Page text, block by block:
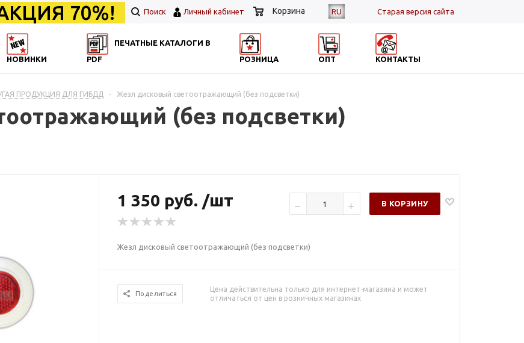
RU Cтарая версия сайта
70%! Поиск Личный кабинет Корзина
НОВИНКИ
ПЕЧАТНЫЕ КАТАЛОГИ В
PDF
РОЗНИЦА ОПТ КОНТАКТЫ
ПРОДУКЦИЯ ДЛЯ ГИБДД - Жезл дисковый светоотражающий (без подсветки)
(без подсветки)
1 350 руб. /шт В КОРЗИНУ
Жезл дисковый светоотражающий (без подсветки)
Поделиться
Цена действительна только для интернет-магазина и может
отличаться от цен в розничных магазинах